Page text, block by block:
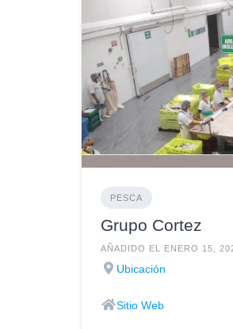
PESCA
Grupo Cortez
AÑADIDO EL ENERO 15,
Ubicación
Sitio Web